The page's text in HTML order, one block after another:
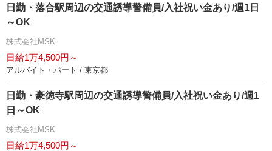
日勤・落合駅周辺の交通誘導警備員/入社祝い金あり/週1日
～OK
株式会社MSK
日給1万4,500円～
アルバイト・パート / 東京都
日勤・豪徳寺駅周辺の交通誘導警備員/入社祝い金あり/週1
日～OK
株式会社MSK
日給1万4,500円～